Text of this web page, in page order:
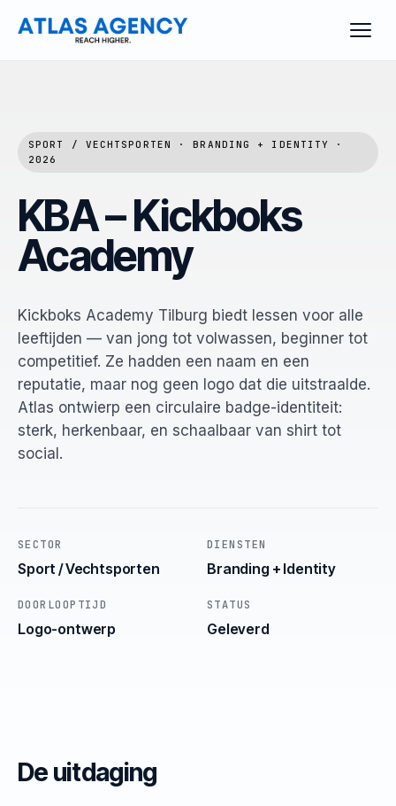
SPORT / VECHTSPORTEN · BRANDING + IDENTITY ·
2026
KBA – Kickboks
Academy
Kickboks Academy Tilburg biedt lessen voor alle
leeftijden — van jong tot volwassen, beginner tot
competitief. Ze hadden een naam en een
reputatie, maar nog geen logo dat die uitstraalde.
Atlas ontwierp een circulaire badge-identiteit:
sterk, herkenbaar, en schaalbaar van shirt tot
social.
SECTOR
Sport / Vechtsporten
DIENSTEN
Branding + Identity
DOORLOOPTIJD
Logo-ontwerp
STATUS
Geleverd
De uitdaging